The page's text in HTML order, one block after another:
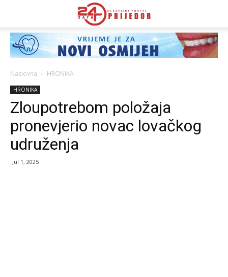
Naslovna HRONIKA
HRONIKA
Zloupotrebom položaja
pronevjerio novac lovačkog
udruženja
Jul 1, 2025